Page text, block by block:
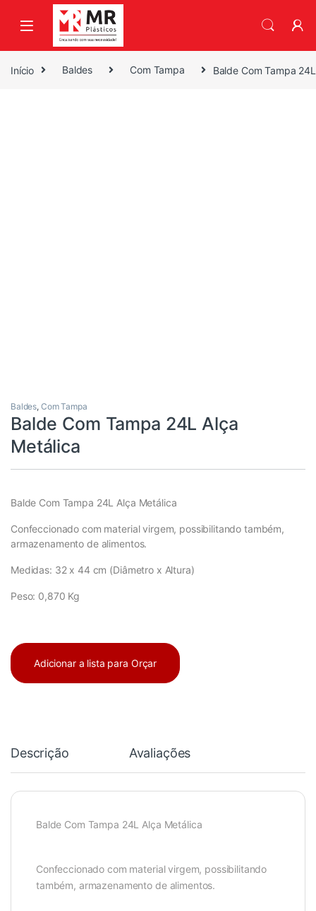
Skip to navigation
Skip to content
Início Baldes Com Tampa Balde Com Tampa
Baldes, Com Tampa
Balde Com Tampa 24L Alça
Metálica
Balde Com Tampa 24L Alça Metálica
Confeccionado com material virgem, possibilitando também,
armazenamento de alimentos.
Medidas: 32 x 44 cm (Diâmetro x Altura)
Peso: 0,870 Kg
Adicionar a lista para Orçar
Descrição Avaliações
Balde Com Tampa 24L Alça Metálica
Confeccionado com material virgem, possibilitando
também, armazenamento de alimentos.